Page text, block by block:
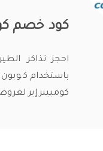
كود خصم
احجز تذاكر
باستخدام
كومبينز إير